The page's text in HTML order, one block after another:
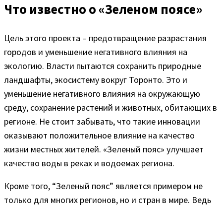
Что известно о «Зеленом поясе»
Цель этого проекта – предотвращение разрастания
городов и уменьшение негативного влияния на
экологию. Власти пытаются сохранить природные
ландшафты, экосистему вокруг Торонто. Это и
уменьшение негативного влияния на окружающую
среду, сохранение растений и животных, обитающих в
регионе. Не стоит забывать, что такие инновации
оказывают положительное влияние на качество
жизни местных жителей. «Зеленый пояс» улучшает
качество воды в реках и водоемах региона.
Кроме того, “Зеленый пояс” является примером не
только для многих регионов, но и стран в мире. Ведь